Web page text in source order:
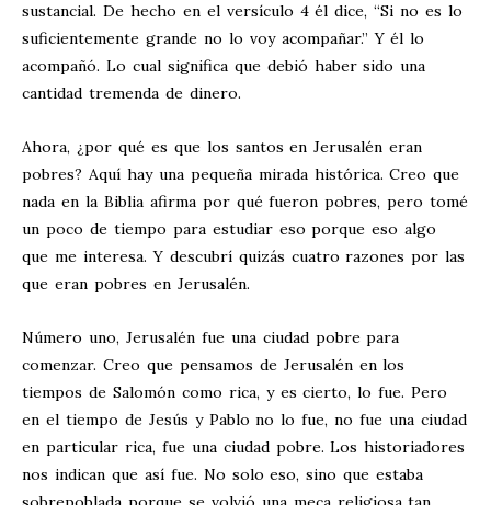
sustancial. De hecho en el versículo 4 él dice, “Si no es lo
suficientemente grande no lo voy acompañar.” Y él lo
acompañó. Lo cual significa que debió haber sido una
cantidad tremenda de dinero.
Ahora, ¿por qué es que los santos en Jerusalén eran
pobres? Aquí hay una pequeña mirada histórica. Creo que
nada en la Biblia afirma por qué fueron pobres, pero tomé
un poco de tiempo para estudiar eso porque eso algo
que me interesa. Y descubrí quizás cuatro razones por las
que eran pobres en Jerusalén.
Número uno, Jerusalén fue una ciudad pobre para
comenzar. Creo que pensamos de Jerusalén en los
tiempos de Salomón como rica, y es cierto, lo fue. Pero
en el tiempo de Jesús y Pablo no lo fue, no fue una ciudad
en particular rica, fue una ciudad pobre. Los historiadores
nos indican que así fue. No solo eso, sino que estaba